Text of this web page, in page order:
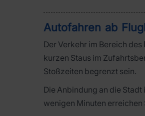
Autofahren ab
Der Verkehr im Bereich des
kurzen Staus im
Stoßzeiten begrenzt sein.
Die Anbindung an die
wenigen Minuten